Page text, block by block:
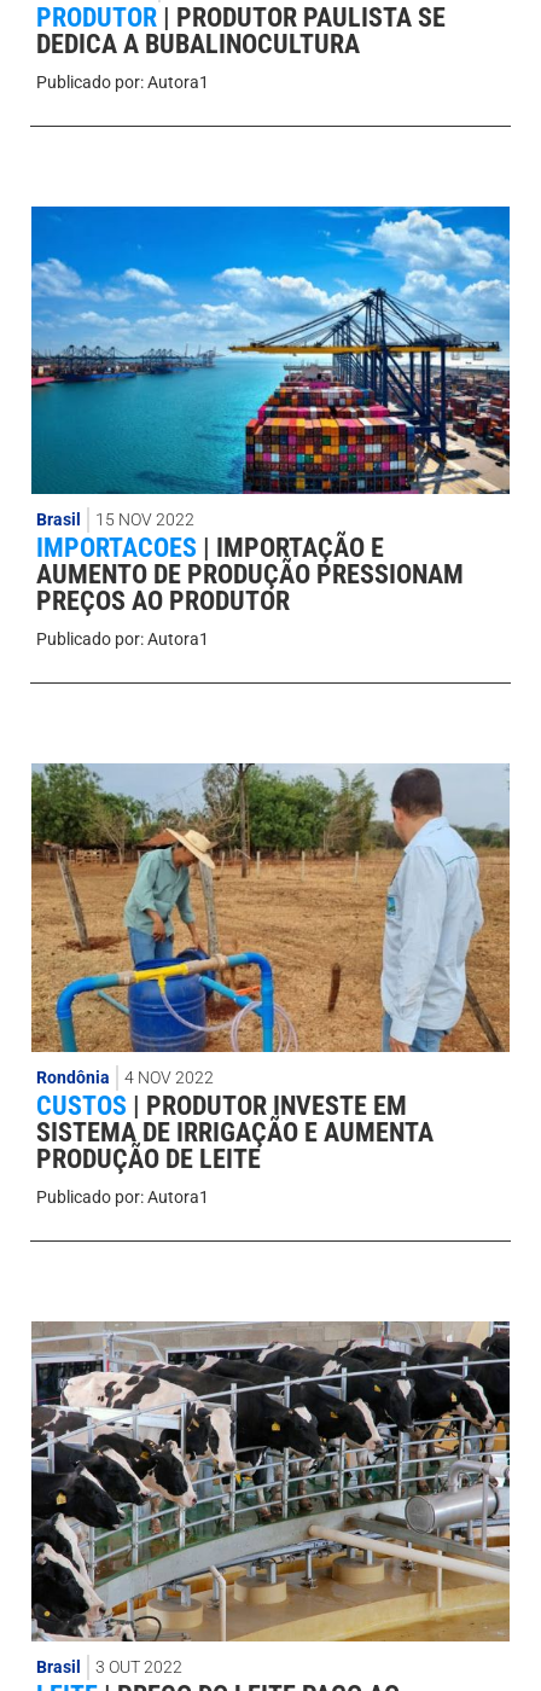
PRODUTOR | PRODUTOR PAULISTA SE
DEDICA A BUBALINOCULTURA
Publicado por:Autora1
Brasil 15 NOV 2022
IMPORTACOES | IMPORTAÇÃO E
AUMENTO DE PRODUÇÃO PRESSIONAM
PREÇOS AO PRODUTOR
Publicado por:Autora1
Rondônia 4 NOV 2022
CUSTOS
PRODUTOR INVESTE EM
SISTEMA DE IRRIGAÇÃO E AUMENTA
PRODUÇÃO DE LEITE
Publicado por:Autora1
Brasil 3 OUT 2022